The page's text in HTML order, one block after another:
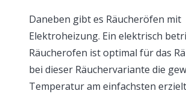
Daneben gibt es Räucheröfen mit
Elektroheizung. Ein elektrisch
Räucherofen ist optimal für das
bei dieser Räuchervariante die
Temperatur am einfachsten